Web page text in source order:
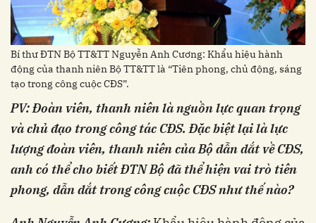
Bí thư ĐTN Bộ TT&TT Nguyễn Anh Cương: Khẩu hiệu hành
động của thanh niên Bộ TT&TT là “Tiên phong, chủ động, sáng
tạo trong công cuộc CĐS”.
PV: Đoàn viên, thanh niên là nguồn lực quan trọng
và chủ đạo trong công tác CĐS. Đặc biệt lại là lực
lượng đoàn viên, thanh niên của Bộ dẫn dắt về CĐS,
anh có thể cho biếtĐTN Bộ đã thể hiện vai trò tiên
phong, dẫn dắt trong công cuộc CĐS như thế nào?